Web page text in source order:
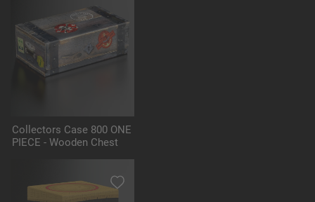
Collectors Case 800 ONE
PIECE - Wooden Chest